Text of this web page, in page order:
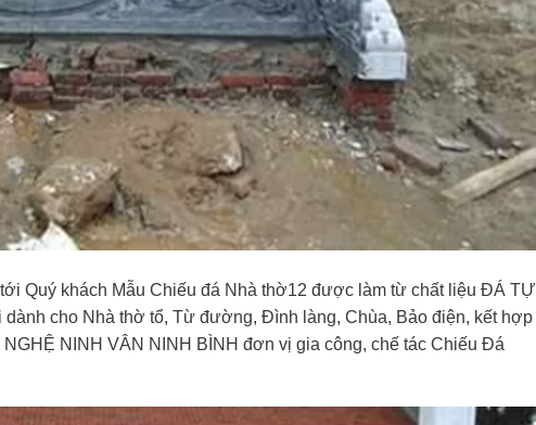
Quý khách Mẫu Chiếu đá Nhà thờ12 được làm từ chất liệu ĐÁ TỰ
cho Nhà thờ tổ, Từ đường, Đình làng, Chùa, Bảo điện, kết hợp
NINH VÂN NINH BÌNH đơn vị gia công, chế tác Chiếu Đá